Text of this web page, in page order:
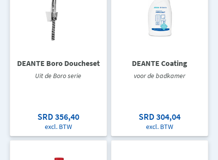
DEANTE Boro Doucheset
Uit de Boro serie
SRD 356,40
excl. BTW
DEANTE Coating
voor de badkamer
SRD 304,04
excl. BTW